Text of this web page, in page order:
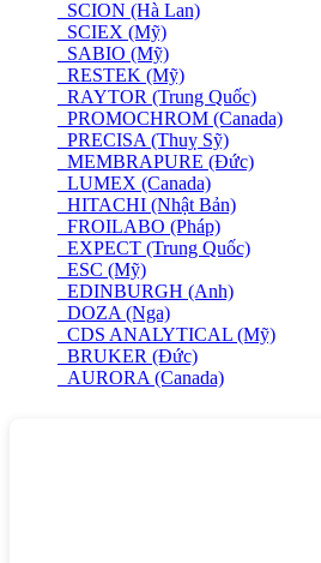
SCION (Hà Lan)
SCIEX (Mỹ)
SABIO (Mỹ)
RESTEK (Mỹ)
RAYTOR (Trung Quốc)
PROMOCHROM (Canada)
PRECISA (Thuỵ Sỹ)
MEMBRAPURE (Đức)
LUMEX (Canada)
HITACHI (Nhật Bản)
FROILABO (Pháp)
EXPECT (Trung Quốc)
ESC (Mỹ)
EDINBURGH (Anh)
DOZA (Nga)
CDS ANALYTICAL (Mỹ)
BRUKER (Đức)
AURORA (Canada)